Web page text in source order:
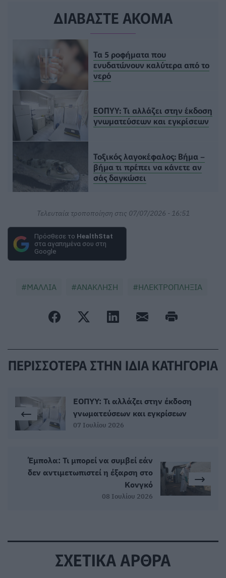
ΔΙΑΒΑΣΤΕ ΑΚΟΜΑ
Τα 5 ροφήματα που
ενυδατώνουν καλύτερα από το
νερό
ΕΟΠΥΥ: Τι αλλάζει στην έκδοση
γνωματεύσεων και εγκρίσεων
Τοξικός λαγοκέφαλος: Βήμα –
βήμα τι πρέπει να κάνετε αν
σάς δαγκώσει
Τελευταία τροποποίηση στις 07/07/2026 - 16:51
Πρόσθεσε το HealthStat
στα αγαπημένα σου στη
Google
ΜΑΛΛΙΑ ΑΝΑΚΛΗΣΗ ΗΛΕΚΤΡΟΠΛΗΞΙΑ
ΠΕΡΙΣΣΟΤΕΡΑ ΣΤΗΝ ΙΔΙΑ ΚΑΤΗΓΟΡΙΑ
ΕΟΠΥΥ: Τι αλλάζει στην έκδοση
γνωματεύσεων και εγκρίσεων
07 Ιουλίου 2026
Έμπολα: Τι μπορεί να συμβεί εάν
δεν αντιμετωπιστεί η έξαρση στο
Κονγκό
08 Ιουλίου 2026
ΣΧΕΤΙΚΑ ΑΡΘΡΑ